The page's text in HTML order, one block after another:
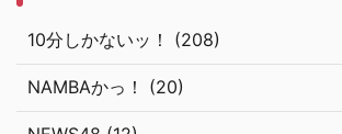
10分しかないッ！ (208)
NAMBAかっ！ (20)